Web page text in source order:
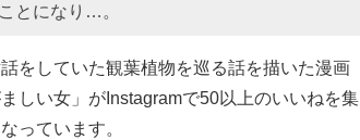
とになり…。
をしていた観葉植物を巡る話を描いた漫画
ましい女」がInstagramで50以上のいいねを集
っています。